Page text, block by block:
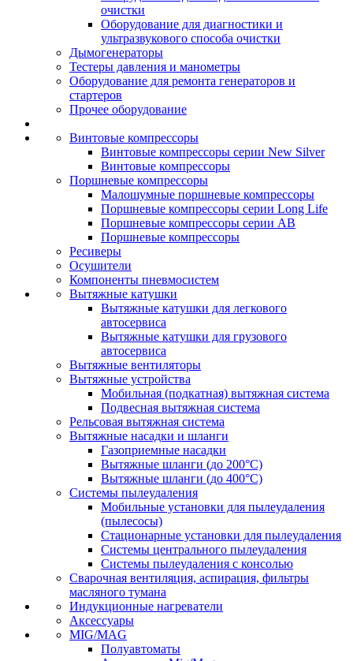
очистки
Оборудование для диагностики и
ультразвукового способа очистки
Дымогенераторы
Тестеры давления и манометры
Оборудование для ремонта генераторов и
стартеров
Прочее оборудование
Винтовые компрессоры
Винтовые компрессоры серии New Silver
Винтовые компрессоры
Поршневые компрессоры
Малошумные поршневые компрессоры
Поршневые компрессоры серии Long Life
Поршневые компрессоры серии AB
Поршневые компрессоры
Ресиверы
Осушители
Компоненты пневмосистем
Вытяжные катушки
Вытяжные катушки для легкового
автосервиса
Вытяжные катушки для грузового
автосервиса
Вытяжные вентиляторы
Вытяжные устройства
Мобильная (подкатная) вытяжная система
Подвесная вытяжная система
Рельсовая вытяжная система
Вытяжные насадки и шланги
Газоприемные насадки
Вытяжные шланги (до 200°C)
Вытяжные шланги (до 400°C)
Системы пылеудаления
Мобильные установки для пылеудаления
(пылесосы)
Стационарные установки для пылеудаления
Системы центрального пылеудаления
Системы пылеудаления с консолью
Сварочная вентиляция, аспирация, фильтры
масляного тумана
Индукционные нагреватели
Аксессуары
MIG/MAG
Полуавтоматы